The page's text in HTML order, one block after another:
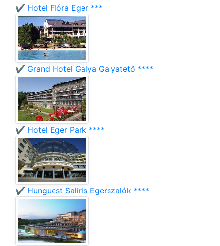
✔️ Hotel Flóra Eger ***
✔️ Grand Hotel Galya Galyatető ****
✔️ Hotel Eger Park ****
✔️ Hunguest Saliris Egerszalók ****